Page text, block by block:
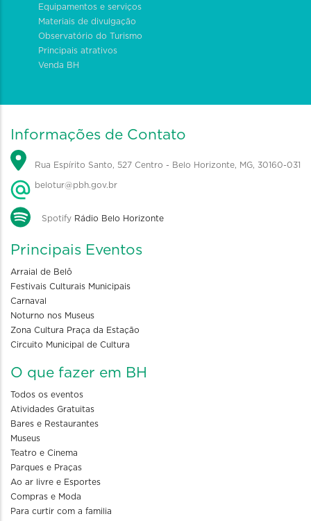
Equipamentos e serviços
Materiais de divulgação
Observatório do Turismo
Principais atrativos
Venda BH
Informações de Contato
Rua Espírito Santo, 527 Centro - Belo Horizonte, MG, 30160-031
belotur@pbh.gov.br
Spotify Rádio Belo Horizonte
Principais Eventos
Arraial de Belô
Festivais Culturais Municipais
Carnaval
Noturno nos Museus
Zona Cultura Praça da Estação
Circuito Municipal de Cultura
O que fazer em BH
Todos os eventos
Atividades Gratuitas
Bares e Restaurantes
Museus
Teatro e Cinema
Parques e Praças
Ao ar livre e Esportes
Compras e Moda
Para curtir com a familia